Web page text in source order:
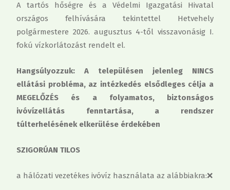
A tartós hőségre és a Védelmi Igazgatási Hivatal
országos felhívására tekintettel Hetvehely
polgármestere 2026. augusztus 4-től visszavonásig I.
fokú vízkorlátozást rendelt el.
Hangsúlyozzuk: A településen jelenleg NINCS
ellátási probléma, az intézkedés elsődleges célja a
MEGELŐZÉS és a folyamatos, biztonságos
ivóvízellátás fenntartása, a rendszer
túlterhelésének elkerülése érdekében
SZIGORÚAN TILOS
a hálózati vezetékes ivóvíz használata az alábbiakra:❌